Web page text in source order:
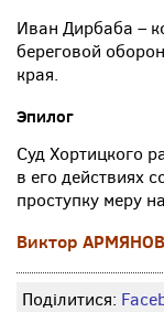
Иван Дирбаба –
береговой
края.
Эпилог
Суд Хортицкого
в его действиях
проступку меру
Виктор
Поділитися: